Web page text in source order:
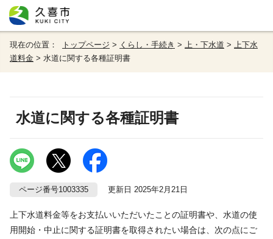
現在の位置： トップページ > くらし・手続き > 上・下水道 > 上下水
道料金 > 水道に関する各種証明書
水道に関する各種証明書
ページ番号1003335 更新日 2025年2月21日
上下水道料金等をお支払いいただいたことの証明書や、水道の使
用開始・中止に関する証明書を取得されたい場合は、次の点にご